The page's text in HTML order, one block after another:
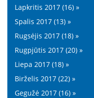
Lapkritis 2017 (16) »
Spalis 2017 (13) »
Rugsėjis 2017 (18) »
Rugpjūtis 2017 (20) »
Liepa 2017 (18) »
Birželis 2017 (22) »
Gegužė 2017 (16) »